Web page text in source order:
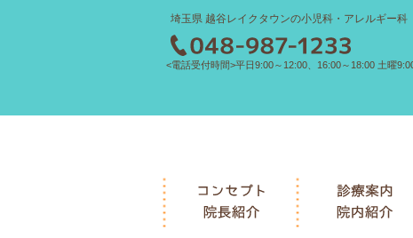
埼玉県 越谷レイクタウンの小児科・アレルギー科
<電話受付時間>平日9:00～12:00、16:00～18:00 土曜